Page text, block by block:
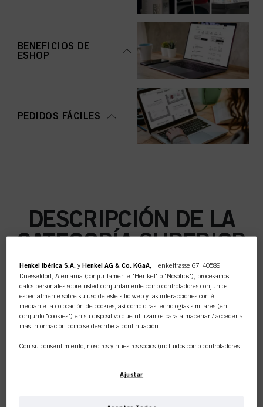
BENEFICIOS DE
ESHOP
PEDIDOS FÁCILES
DESCRIPCIÓN DE LA
CATEGORÍA SUPERIOR
COLOR
Henkel Ibérica S.A. yHenkel AG & Co. KGaA, Henkeltrasse 67, 40589
Duesseldorf, Alemania (conjuntamente "Henkel" o "Nosotros"), procesamos
datos personales sobre usted conjuntamente como controladores conjuntos,
especialmente sobre su uso de este sitio web y las interacciones con él,
mediante la colocación de cookies, así como otras tecnologías similares (en
conjunto "cookies") en su dispositivo que utilizamos para almacenar / acceder a
más información como se describe a continuación.
Con su consentimiento, nosotros y nuestros socios (incluidos como controladores
independientes
conjuntos
según se designa en nuestra Declaración de
huellas dactilares y tecnologías similares") también utilizaremos cookies y
Ajustar